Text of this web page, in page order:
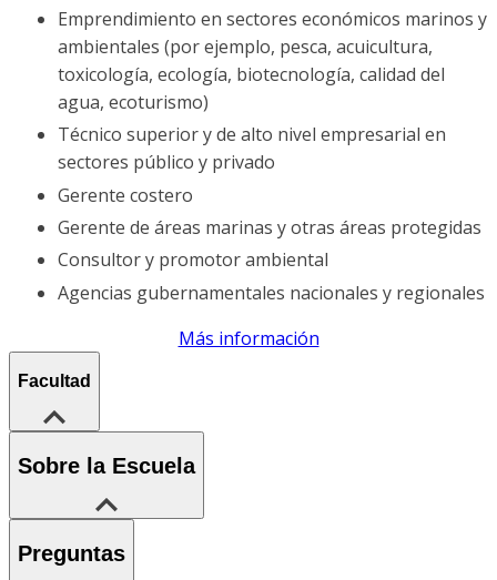
Emprendimiento en sectores económicos marinos y
ambientales (por ejemplo, pesca, acuicultura,
toxicología, ecología, biotecnología, calidad del
agua, ecoturismo)
Técnico superior y de alto nivel empresarial en
sectores público y privado
Gerente costero
Gerente de áreas marinas y otras áreas protegidas
Consultor y promotor ambiental
Agencias gubernamentales nacionales y regionales
Más información
Facultad
Sobre la Escuela
Preguntas